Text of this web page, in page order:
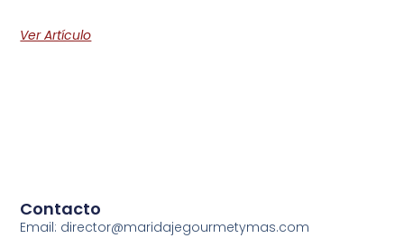
Ver Artículo
Contacto
Email: director@maridajegourmetymas.com